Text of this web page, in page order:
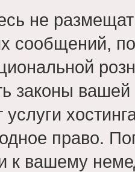
не
сообщений,
законы
услуги
право.
к вашему